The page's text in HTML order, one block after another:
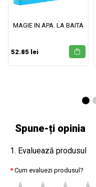
MAGIE IN APA. LA BAITA
52.85 lei
Spune-ți opinia
1. Evaluează produsul
Cum evaluezi produsul?